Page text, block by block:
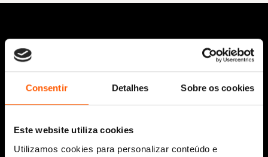
Consentir Detalhes Sobre os cookies
Este website utiliza cookies
Utilizamos cookies para personalizar conteúdo e